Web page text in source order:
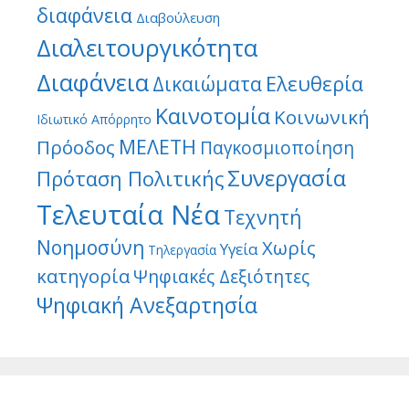
διαφάνεια Διαβούλευση
Διαλειτουργικότητα
ΔιαφάνειαΔικαιώματα Ελευθερία
Ιδιωτικό Απόρρητο Καινοτομία Κοινωνική
Πρόοδος ΜΕΛΕΤΗ Παγκοσμιοποίηση
Πρόταση ΠολιτικήςΣυνεργασία
Τελευταία ΝέαΤεχνητή
Νοημοσύνη Τηλεργασία ΥγείαΧωρίς
κατηγορίαΨηφιακές Δεξιότητες
Ψηφιακή Ανεξαρτησία